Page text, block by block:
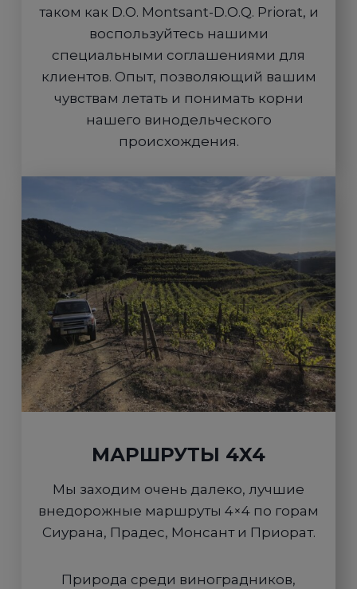
таком как D.O. Montsant-D.O.Q. Priorat, и
воспользуйтесь нашими
специальными соглашениями для
клиентов. Опыт, позволяющий вашим
чувствам летать и понимать корни
нашего винодельческого
происхождения.
МАРШРУТЫ 4X4
Мы заходим очень далеко, лучшие
внедорожные маршруты 4×4 по горам
Сиурана, Прадес, Монсант и Приорат.
Природа среди виноградников,